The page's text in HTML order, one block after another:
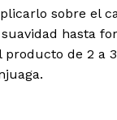
sobre el
hasta
producto de 2 a